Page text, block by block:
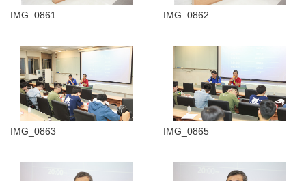
IMG_0861 IMG_0862
IMG_0863 IMG_0865